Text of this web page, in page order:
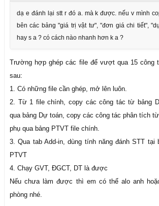
dạ e đánh lại stt r đó a. mà k được. nếu v mình
bên các bảng "giá trị vật tư", "đơn giá chi tiết",
hay s a ? có cách nào nhanh hơn k a ?
Trường hợp ghép các file để vượt qua 15 công
sau:
1. Có những file cần ghép, mở lên luôn.
2. Từ 1 file chính, copy các công tác từ bảng
qua bảng Dự toán, copy các công tác phân tích
phụ qua bảng PTVT file chính.
3. Qua tab Add-in, dùng tính năng đánh STT tại
PTVT
4. Chạy GVT, ĐGCT, DT là được
Nếu chưa làm được thì em có thể alo anh
phòng nhé.